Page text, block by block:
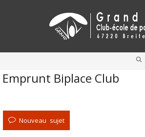
Emprunt Biplace Club
Nouveau sujet